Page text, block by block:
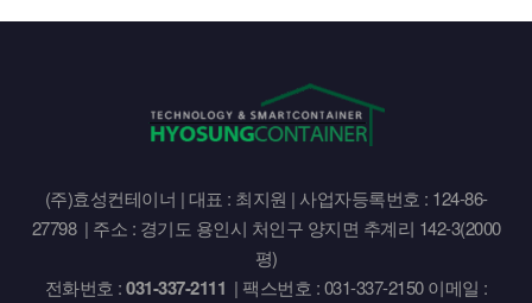
(주)효성컨테이너 | 대표 : 최지원 | 사업자등록번호 : 124-86-
27798 | 주소 : 경기도 용인시 처인구 양지면 추계리 142-3(2000
평)
전화번호 :031-337-2111 | 팩스번호 : 031-337-2150 이메일 :